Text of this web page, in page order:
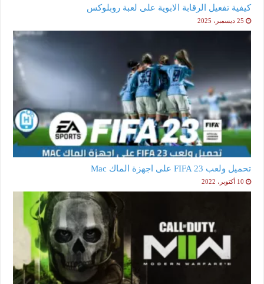
كيفية تفعيل الرقابة الابوية على لعبة روبلوكس
25 ديسمبر، 2025
تحميل ولعب FIFA 23 على اجهزة الماك Mac
10 أكتوبر، 2022